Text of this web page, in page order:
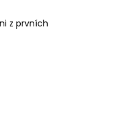
z prvních